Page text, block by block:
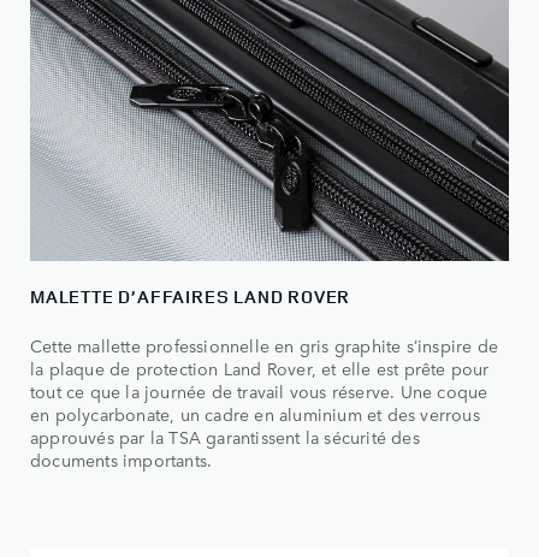
MALETTE D’AFFAIRES LAND ROVER
Cette mallette professionnelle en gris graphite s’inspire de
la plaque de protection Land Rover, et elle est prête pour
tout ce que la journée de travail vous réserve. Une coque
en polycarbonate, un cadre en aluminium et des verrous
approuvés par la TSA garantissent la sécurité des
documents importants.